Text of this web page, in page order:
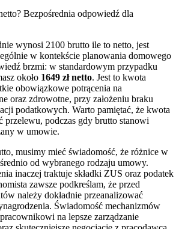
Bezpośrednia odpowiedź dla
wynosi 2100 brutto ile to netto, jest
w kontekście planowania domowego
brzmi: w standardowym przypadku
około 1649 zł netto. Jest to kwota
obowiązkowe potrącenia na
oraz zdrowotne, przy założeniu braku
podatkowych. Warto pamiętać, że kwota
przelewu, podczas gdy brutto stanowi
w umowie.
musimy mieć świadomość, że różnice w
od wybranego rodzaju umowy.
inaczej traktuje składki ZUS oraz podatek
zawsze podkreślam, że przed
należy dokładnie przeanalizować
Świadomość mechanizmów
na lepsze zarządzanie